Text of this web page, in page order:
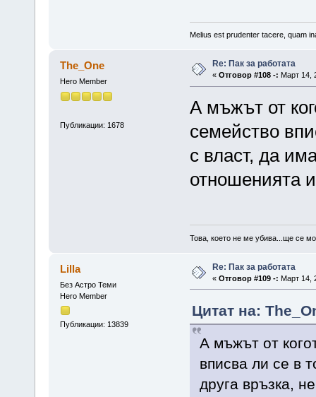
Melius est prudenter tacere, quam
The_One
Hero Member
Публикации: 1678
Re: Пак за работата
« Отговор #108 -: Март 14,
А мъжът от
семейство
с власт, да
отношенията
Това, което не ме убива...ще се
Lilla
Без Астро Теми
Hero Member
Публикации: 13839
Re: Пак за работата
« Отговор #109 -: Март 14,
Цитат на:
А мъжът от
вписва ли се в
друга връзка,